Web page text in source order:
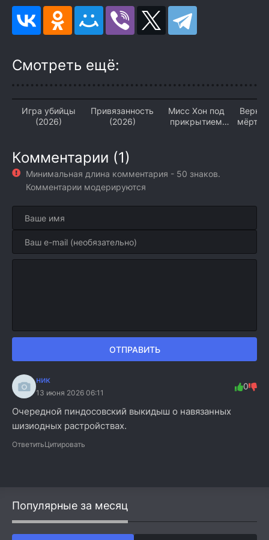
Смотреть ещё:
Игра убийцы
(2026)
Привязанность
(2026)
Мисс Хон под
прикрытием
Верни
Комментарии (1)
Минимальная длина комментария - 50 знаков.
Комментарии модерируются
ОТПРАВИТЬ
ник
13 июня 2026 06:11
0
Очередной пиндосовский выкидыш о навязанных
шизиодных растройствах.
ОтветитьЦитировать
Популярные за месяц